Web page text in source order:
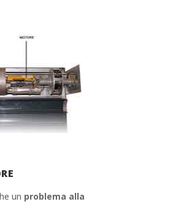
un problema alla